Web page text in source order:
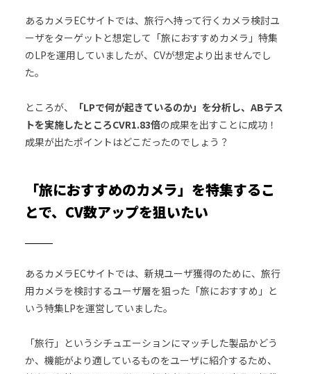
あるカメラECサイトでは、旅行へ持って行くカメラ検討ユ
ーザをターゲットと想定して「旅におすすめカメラ」特集
のLPを運用していましたが、CVが想定より出ませんでし
た。
ところが、
「LPで何が起きているのか」を分析し、ABテス
トを実施したところCVR1.83倍の成果を出すことに成功！
成果が出たポイントはどこだったのでしょう？
「旅におすすめのカメラ」を特集するこ
とで、CV数アップを狙いたい
あるカメラECサイトでは、新規ユーザ獲得のために、旅行
用カメラを検討するユーザ層を狙った「旅におすすめ」と
いう特集LPを運営していました。
「旅行」というシチュエーションにマッチした製品かどう
か、機能がより適しているものをユーザに紹介するため、